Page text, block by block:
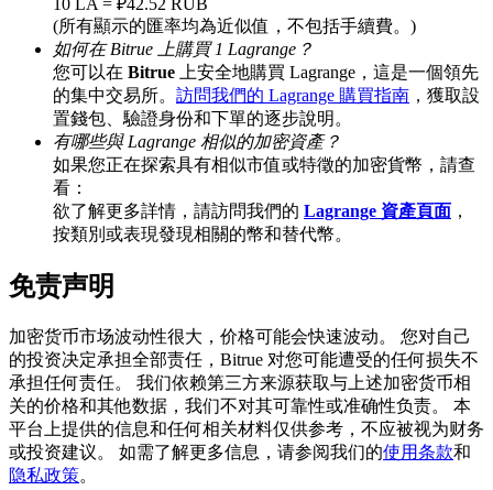
BTC 專享獎勵
充值並交易BTC瓜分 25,000 USDT 獎池！
充值CASHCAT & 赢取
瓜分 500000 CASHCAT 獎池
BitMart 用戶遷移專享
註冊&交易贏 500,000 USDT
(所有顯示的匯率均為近似值，不包括手續費。)
如何在 Bitrue 上購買 1 Lagrange？
您可以在 Bitrue 上安全地購買 Lagrange，這是一個領先
的集中交易所。 訪問我們的 Lagrange 購買指南 ，獲取設
置錢包、驗證身份和下單的逐步說明。
有哪些與 Lagrange 相似的加密資產？
如果您正在探索具有相似市值或特徵的加密貨幣，請查
看：
欲了解更多詳情，請訪問我們的 Lagrange 資產頁面 ，
按類別或表現發現相關的幣和替代幣。
免责声明
加密货币市场波动性很大，价格可能会快速波动。 您对自己
的投资决定承担全部责任，Bitrue 对您可能遭受的任何损失不
承担任何责任。 我们依赖第三方来源获取与上述加密货币相
关的价格和其他数据，我们不对其可靠性或准确性负责。 本
平台上提供的信息和任何相关材料仅供参考，不应被视为财务
或投资建议。 如需了解更多信息，请参阅我们的使用条款和
隐私政策。